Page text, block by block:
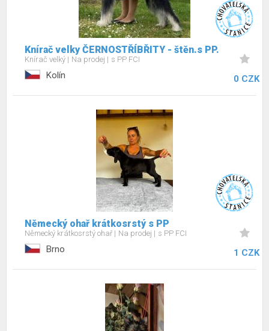
Knírač velky ČERNOSTŘÍBŘITY - štěn.s PP.
Knírač velký Na prodej s PP FCI
Kolín 0 CZK
Německý ohař krátkosrstý s PP
Německý krátkosrstý ohař Na prodej s PP FCI
Brno 1 CZK